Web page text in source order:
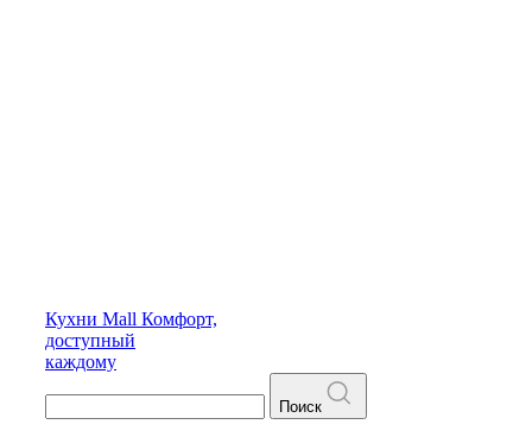
Кухни Mall Комфорт,
доступный
каждому
Поиск